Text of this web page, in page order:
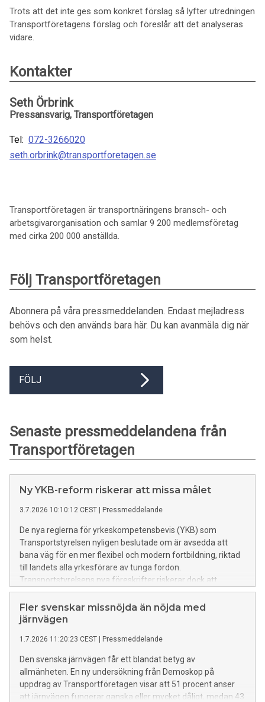
Trots att det inte ges som konkret förslag så lyfter utredningen
Transportföretagens förslag och föreslår att det analyseras
vidare.
Kontakter
Seth Örbrink
Pressansvarig, Transportföretagen
Tel: 072-3266020
seth.orbrink@transportforetagen.se
Transportföretagen är transportnäringens bransch- och
arbetsgivarorganisation och samlar 9 200 medlemsföretag
med cirka 200 000 anställda.
Följ Transportföretagen
Abonnera på våra pressmeddelanden. Endast mejladress
behövs och den används bara här. Du kan avanmäla dig när
som helst.
FÖLJ
Senaste pressmeddelandena från
Transportföretagen
Ny YKB-reform riskerar att missa målet
3.7.2026 10:10:12 CEST Pressmeddelande
De nya reglerna för yrkeskompetensbevis (YKB) som
Transportstyrelsen nyligen beslutade om är avsedda att
bana väg för en mer flexibel och modern fortbildning, riktad
till landets alla yrkesförare av tunga fordon.
Transportstyrelsens nya föreskrifter riskerar dock att
begränsa reformens genomslag genom att fortfarande
ställa omfattande krav på fysisk närvaro, i stället för
fjärrundervisning.
Fler svenskar missnöjda än nöjda med
järnvägen
1.7.2026 11:20:23 CEST Pressmeddelande
Den svenska järnvägen får ett blandat betyg av
allmänheten. En ny undersökning från Demoskop på
uppdrag av Transportföretagen visar att 51 procent anser
att järnvägen fungerar ganska eller mycket dåligt, medan 43